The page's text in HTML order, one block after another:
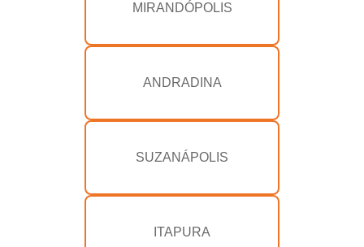
MIRANDÓPOLIS
ANDRADINA
SUZANÁPOLIS
ITAPURA